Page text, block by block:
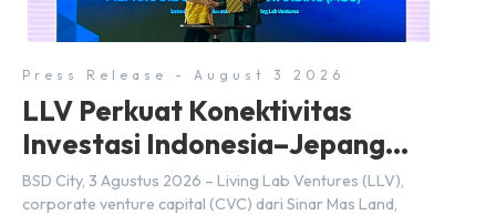
merupakan bagian dari upaya perusahaan untuk […]
Press Release - August 3 2026
LLV Perkuat Konektivitas
Investasi Indonesia–Jepang
(FDI) pada 2025
BSD City, 3 Agustus 2026 – Living Lab Ventures (LLV),
corporate venture capital (CVC) dari Sinar Mas Land,